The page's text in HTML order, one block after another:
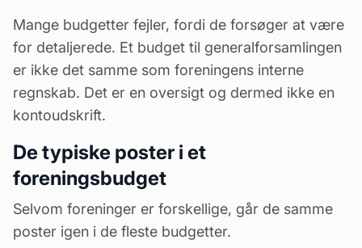
Mange budgetter fejler, fordi de forsøger at være
for detaljerede. Et budget til generalforsamlingen
er ikke det samme som foreningens interne
regnskab. Det er en oversigt og dermed ikke en
kontoudskrift.
De typiske poster i et
foreningsbudget
Selvom foreninger er forskellige, går de samme
poster igen i de fleste budgetter.